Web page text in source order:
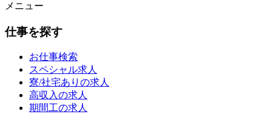
メニュー
仕事を探す
お仕事検索
スペシャル求人
寮/社宅ありの求人
高収入の求人
期間工の求人